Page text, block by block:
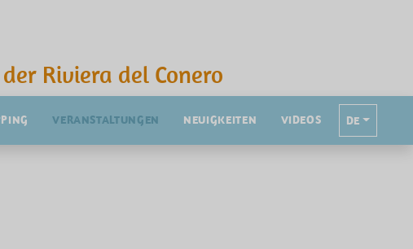
Riviera del Conero
VERANSTALTUNGEN NEUIGKEITEN VIDEOS DE